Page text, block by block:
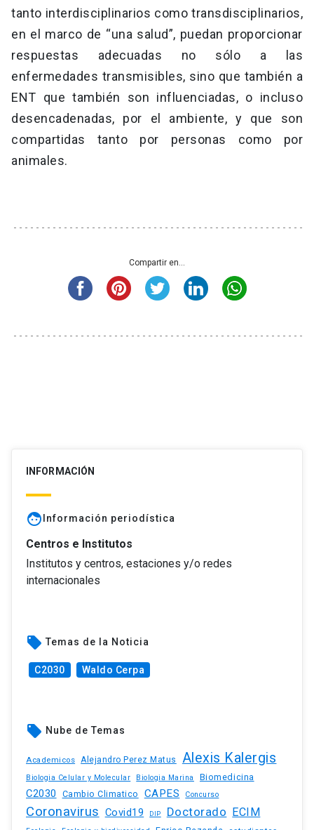
tanto interdisciplinarios como transdisciplinarios,
en el marco de “una salud”, puedan proporcionar
respuestas adecuadas no sólo a las
enfermedades transmisibles, sino que también a
ENT que también son influenciadas, o incluso
desencadenadas, por el ambiente, y que son
compartidas tanto por personas como por
animales.
Compartir en...
INFORMACIÓN
face Información periodística
Centros e Institutos
Institutos y centros, estaciones y/o redes
internacionales
local_offer Temas de la Noticia
C2030 Waldo Cerpa
local_offer Nube de Temas
Academicos Alejandro Perez Matus Alexis Kalergis
Biologia Celular y Molecular Biologia Marina Biomedicina
C2030 Cambio Climatico CAPES Concurso
Coronavirus Covid19 DIP Doctorado ECIM